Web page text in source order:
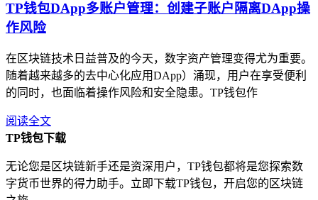
TP钱包DApp多账户管理：创建子账户隔离DApp操
作风险
在区块链技术日益普及的今天，数字资产管理变得尤为重要。
随着越来越多的去中心化应用DApp）涌现，用户在享受便利
的同时，也面临着操作风险和安全隐患。TP钱包作
阅读全文
TP钱包下载
无论您是区块链新手还是资深用户，TP钱包都将是您探索数
字货币世界的得力助手。立即下载TP钱包，开启您的区块链